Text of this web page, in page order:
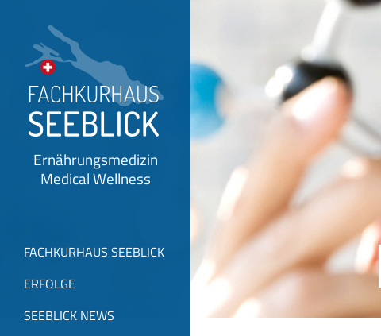
Ernährungsmedizin
Medical Wellness
FACHKURHAUS SEEBLICK
ERFOLGE
SEEBLICK NEWS